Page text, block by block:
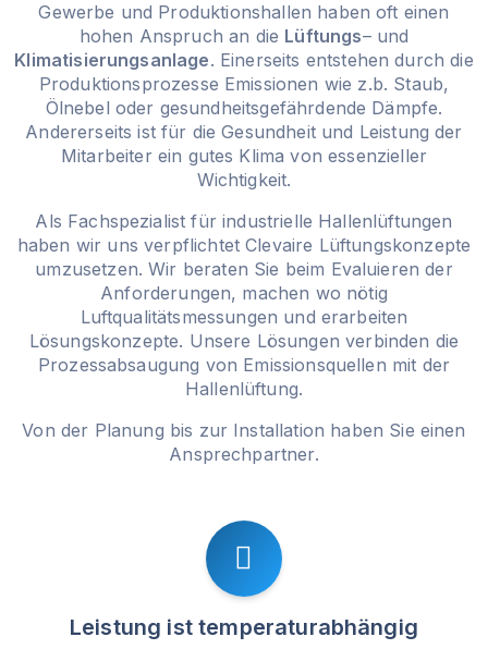
Gewerbe und Produktionshallen haben oft einen
hohen Anspruch an die Lüftungs– und
Klimatisierungsanlage. Einerseits entstehen durch die
Produktionsprozesse Emissionen wie z.b. Staub,
Ölnebel oder gesundheitsgefährdende Dämpfe.
Andererseits ist für die Gesundheit und Leistung der
Mitarbeiter ein gutes Klima von essenzieller
Wichtigkeit.
Als Fachspezialist für industrielle Hallenlüftungen
haben wir uns verpflichtet Clevaire Lüftungskonzepte
umzusetzen. Wir beraten Sie beim Evaluieren der
Anforderungen, machen wo nötig
Luftqualitätsmessungen und erarbeiten
Lösungskonzepte. Unsere Lösungen verbinden die
Prozessabsaugung von Emissionsquellen mit der
Hallenlüftung.
Von der Planung bis zur Installation haben Sie einen
Ansprechpartner.
Leistung ist temperaturabhängig